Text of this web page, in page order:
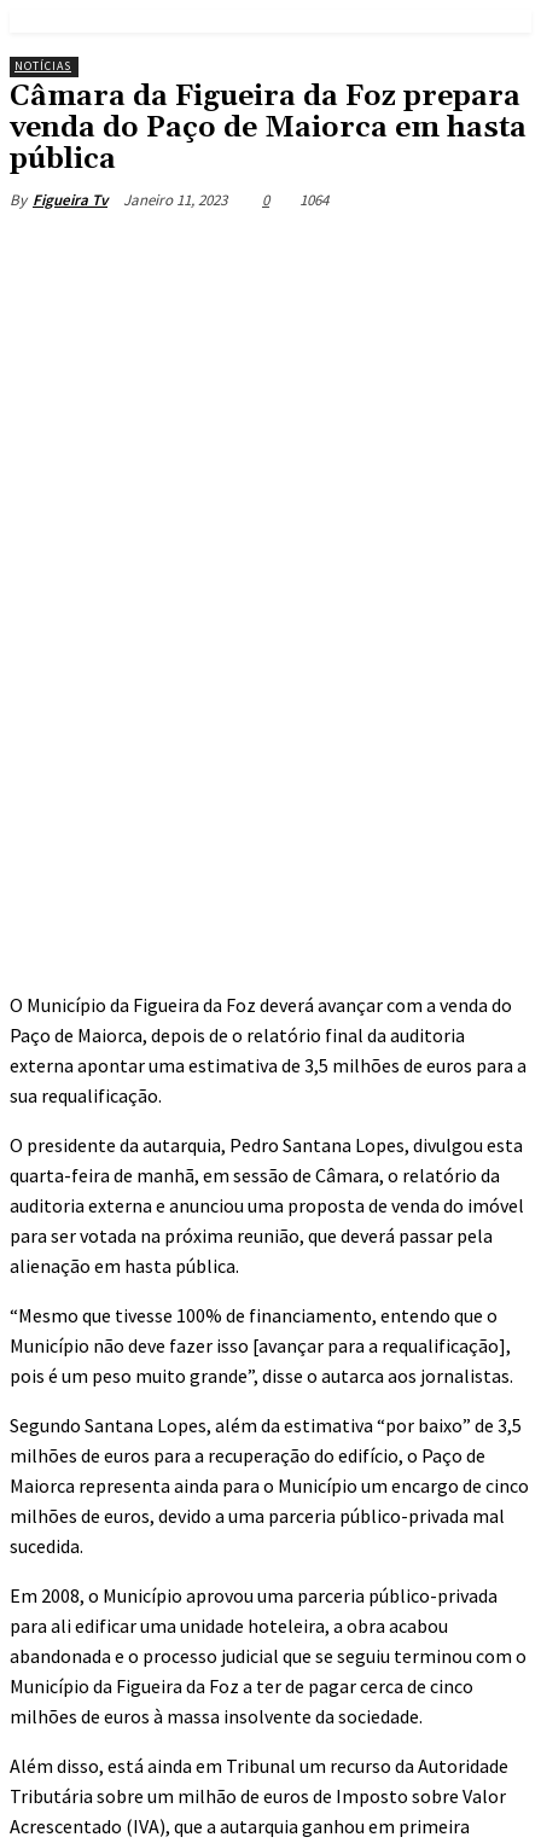
NOTÍCIAS
Câmara da Figueira da Foz prepara
venda do Paço de Maiorca em hasta
pública
By Figueira Tv Janeiro 11, 2023 0 1064
O Município da Figueira da Foz deverá avançar com a venda do
Paço de Maiorca, depois de o relatório final da auditoria
externa apontar uma estimativa de 3,5 milhões de euros para a
sua requalificação.
O presidente da autarquia, Pedro Santana Lopes, divulgou esta
quarta-feira de manhã, em sessão de Câmara, o relatório da
auditoria externa e anunciou uma proposta de venda do imóvel
para ser votada na próxima reunião, que deverá passar pela
alienação em hasta pública.
“Mesmo que tivesse 100% de financiamento, entendo que o
Município não deve fazer isso [avançar para a requalificação],
pois é um peso muito grande”, disse o autarca aos jornalistas.
Segundo Santana Lopes, além da estimativa “por baixo” de 3,5
milhões de euros para a recuperação do edifício, o Paço de
Maiorca representa ainda para o Município um encargo de cinco
milhões de euros, devido a uma parceria público-privada mal
sucedida.
Em 2008, o Município aprovou uma parceria público-privada
para ali edificar uma unidade hoteleira, a obra acabou
abandonada e o processo judicial que se seguiu terminou com o
Município da Figueira da Foz a ter de pagar cerca de cinco
milhões de euros à massa insolvente da sociedade.
Além disso, está ainda em Tribunal um recurso da Autoridade
Tributária sobre um milhão de euros de Imposto sobre Valor
Acrescentado (IVA), que a autarquia ganhou em primeira